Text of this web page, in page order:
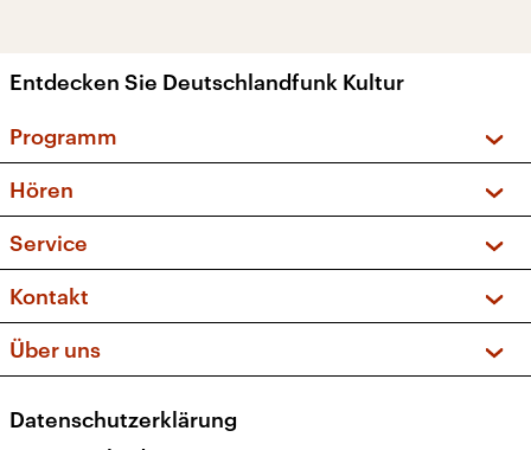
Entdecken Sie Deutschlandfunk Kultur
Programm
Sendungen und Podcasts
Musikliste
Kakadu – Das Kinderprogramm
Hören
Frequenzen (UKW + DAB+)
Service
FAQ
Apps
Newsletter
Kontakt
Social Media
Über uns
Presse
Datenschutzerklärung